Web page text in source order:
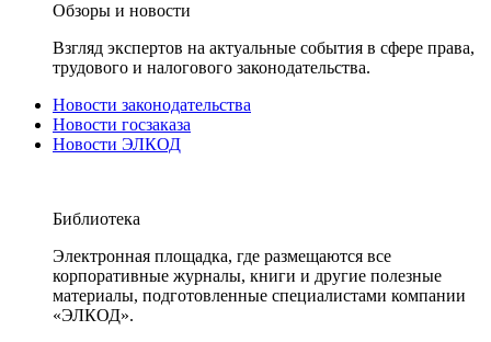
Обзоры и новости
Взгляд экспертов на актуальные события в сфере права,
трудового и налогового законодательства.
Новости законодательства
Новости госзаказа
Новости ЭЛКОД
Библиотека
Электронная площадка, где размещаются все
корпоративные журналы, книги и другие полезные
материалы, подготовленные специалистами компании
«ЭЛКОД».